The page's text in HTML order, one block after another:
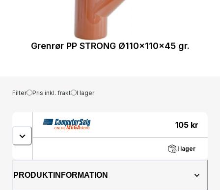
Grenrør PP STRONG Ø110x110x45 gr.
Filter Pris inkl. frakt I lager
105 kr
I lager
PRODUKTINFORMATION